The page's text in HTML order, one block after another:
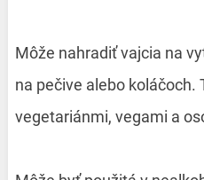
Môže nahradiť vajcia na
na pečive alebo koláčoch.
vegetariánmi, vegami a